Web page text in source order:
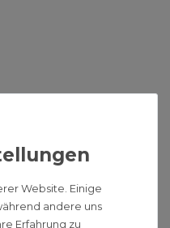
Website. Einige
andere uns
Erfahrung zu